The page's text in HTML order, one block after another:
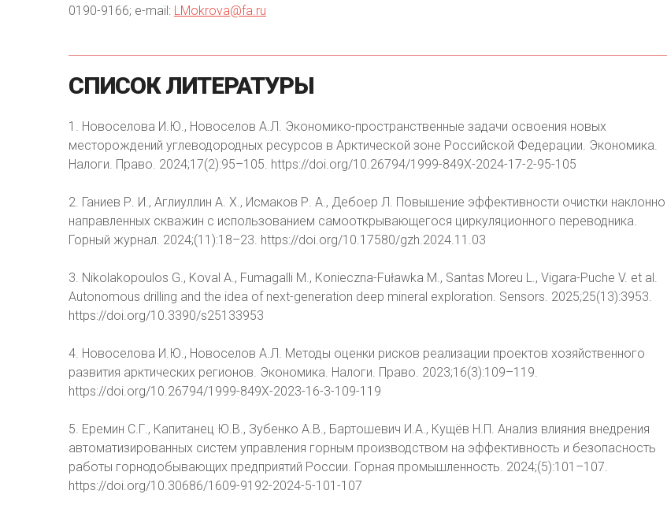
0190-9166; e-mail: LMokrova@fa.ru
СПИСОК ЛИТЕРАТУРЫ
1. Новоселова И.Ю., Новоселов А.Л. Экономико-пространственные задачи освоения новых
месторождений углеводородных ресурсов в Арктической зоне Российской Федерации. Экономика.
Налоги. Право. 2024;17(2):95–105. https://doi.org/10.26794/1999-849X-2024-17-2-95-105
2. Ганиев Р. И., Аглиуллин А. Х., Исмаков Р. А., Дебоер Л. Повышение эффективности очистки наклонно
направленных скважин с использованием самооткрывающегося циркуляционного переводника.
Горный журнал. 2024;(11):18–23. https://doi.org/10.17580/gzh.2024.11.03
3. Nikolakopoulos G., Koval A., Fumagalli M., Konieczna-Fuławka M., Santas Moreu L., Vigara-Puche V. et al.
Autonomous drilling and the idea of next-generation deep mineral exploration. Sensors. 2025;25(13):3953.
https://doi.org/10.3390/s25133953
4. Новоселова И.Ю., Новоселов А.Л. Методы оценки рисков реализации проектов хозяйственного
развития арктических регионов. Экономика. Налоги. Право. 2023;16(3):109–119.
https://doi.org/10.26794/1999-849X-2023-16-3-109-119
5. Еремин С.Г., Капитанец Ю.В., Зубенко А.В., Бартошевич И.А., Кущёв Н.П. Анализ влияния внедрения
автоматизированных систем управления горным производством на эффективность и безопасность
работы горнодобывающих предприятий России. Горная промышленность. 2024;(5):101–107.
https://doi.org/10.30686/1609-9192-2024-5-101-107